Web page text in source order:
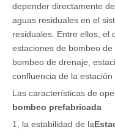
depender directamente
aguas residuales en el
residuales. Entre ellos, el
estaciones de bombeo
bombeo de drenaje,
confluencia de la estación
Las características de
bombeo prefabricada
1, la estabilidad de la